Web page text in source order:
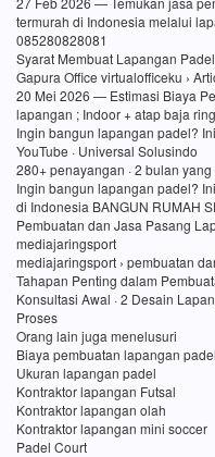
termurah di Indonesia melalui
085280828081
Syarat Membuat Lapangan
Gapura Office virtualofficeku ›
20 Mei 2026 — Estimasi Biaya
lapangan ; Indoor + atap baja
Ingin bangun lapangan padel?
YouTube · Universal Solusindo
280+ penayangan · 2 bulan yang
Ingin bangun lapangan padel?
di Indonesia BANGUN RUMAH
Pembuatan dan Jasa Pasang
mediajaringsport
mediajaringsport › pembuatan
Tahapan Penting dalam
Konsultasi Awal · 2 Desain
Proses
Orang lain juga menelusuri
Biaya pembuatan lapangan padel
Ukuran lapangan padel
Kontraktor lapangan Futsal
Kontraktor lapangan olah
Kontraktor lapangan mini soccer
Padel Court